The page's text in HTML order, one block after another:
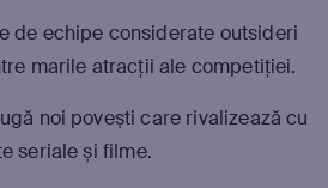
de echipe considerate outsideri
marile atracții ale competiției.
noi povești care rivalizează cu
seriale și filme.